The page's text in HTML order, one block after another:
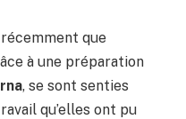
que
à une préparation
, se sont senties
qu’elles ont pu